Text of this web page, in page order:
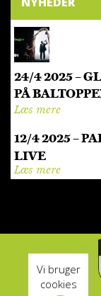
24/4 2025 –
PÅ
Læs mere
12/4 2025 –
LIVE
Læs mere
Vi bruger
cookies